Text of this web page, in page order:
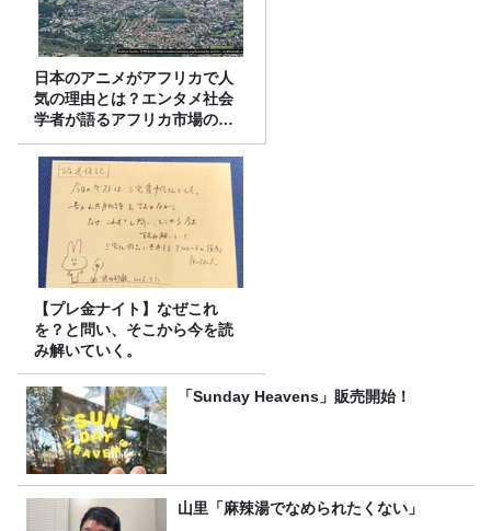
日本のアニメがアフリカで人
気の理由とは？エンタメ社会
学者が語るアフリカ市場のリ
アル
【プレ金ナイト】なぜこれ
を？と問い、そこから今を読
み解いていく。
「Sunday Heavens」販売開始！
山里「麻辣湯でなめられたくない」